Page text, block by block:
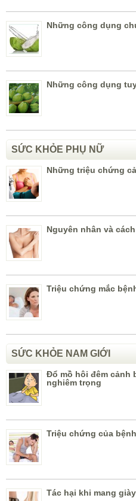
Những công dụng
Những công dụng
SỨC KHỎE PHỤ NỮ
Những triệu chứng
Nguyên nhân và
Triệu chứng mắc
SỨC KHỎE NAM GIỚI
Đổ mồ hôi đêm cảnh
nghiêm trọng
Triệu chứng của
Tác hại khi mang